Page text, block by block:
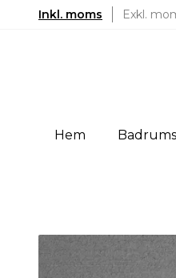
Inkl. moms Exkl.
Hem